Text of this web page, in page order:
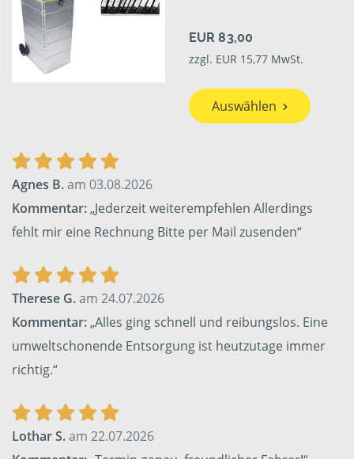
EUR 83,00
zzgl. EUR 15,77 MwSt.
Auswählen
Agnes B.am 03.08.2026
Kommentar:„Jederzeit weiterempfehlen Allerdings
fehlt mir eine Rechnung Bitte per Mail zusenden“
Therese G.am 24.07.2026
Kommentar:„Alles ging schnell und reibungslos. Eine
umweltschonende Entsorgung ist heutzutage immer
richtig.“
Lothar S.am 22.07.2026